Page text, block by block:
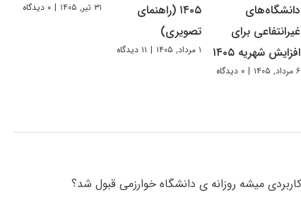
دانشگاه‌های
غیرانتفاعی برای
افزایش شهریه ۱۴۰۵
۶ مرداد, ۱۴۰۵ | ۰ دیدگاه
۱۴۰۵ (راهنمای
تصویری)
۱ مرداد, ۱۴۰۵ | ۱۱ دیدگاه
۳۱ تیر, ۱۴۰۵ | ۰ دیدگاه